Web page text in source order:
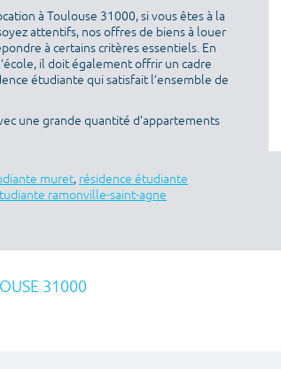
à Toulouse 31000, si vous êtes à la
attentifs, nos offres de biens à louer
à certains critères essentiels. En
il doit également offrir un cadre
étudiante qui satisfait l’ensemble de
une grande quantité d’appartements
muret, résidence étudiante
ramonville-saint-agne
31000